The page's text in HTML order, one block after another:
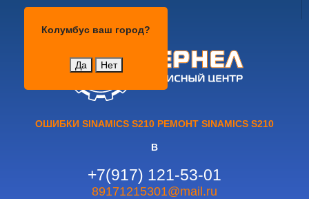
Колумбус ваш город?
Да Нет
ОШИБКИ SINAMICS S210 РЕМОНТ SINAMICS S210
В
+7(917) 121-53-01
89171215301@mail.ru